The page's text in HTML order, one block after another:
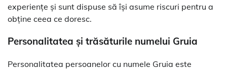
experiențe și sunt dispuse să își asume riscuri pentru a
obține ceea ce doresc.
Personalitatea și trăsăturile numelui Gruia
Personalitatea persoanelor cu numele Gruia este